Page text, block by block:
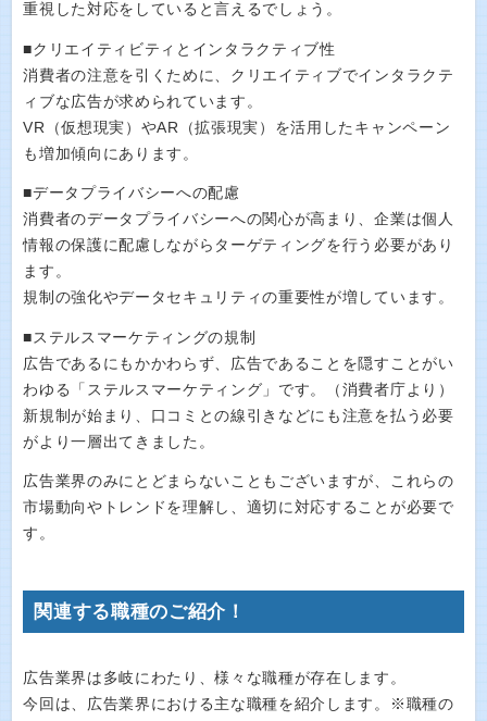
重視した対応をしていると言えるでしょう。
■クリエイティビティとインタラクティブ性
消費者の注意を引くために、クリエイティブでインタラクテ
ィブな広告が求められています。
VR（仮想現実）やAR（拡張現実）を活用したキャンペーン
も増加傾向にあります。
■データプライバシーへの配慮
消費者のデータプライバシーへの関心が高まり、企業は個人
情報の保護に配慮しながらターゲティングを行う必要があり
ます。
規制の強化やデータセキュリティの重要性が増しています。
■ステルスマーケティングの規制
広告であるにもかかわらず、広告であることを隠すことがい
わゆる「ステルスマーケティング」です。（消費者庁より）
新規制が始まり、口コミとの線引きなどにも注意を払う必要
がより一層出てきました。
広告業界のみにとどまらないこともございますが、これらの
市場動向やトレンドを理解し、適切に対応することが必要で
す。
関連する職種のご紹介！
広告業界は多岐にわたり、様々な職種が存在します。
今回は、広告業界における主な職種を紹介します。※職種の